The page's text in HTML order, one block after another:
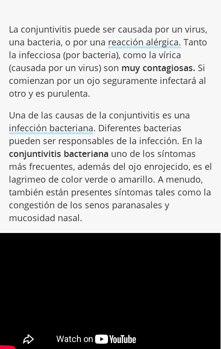
La conjuntivitis puede ser causada por un virus,
una bacteria, o por una reacción alérgica. Tanto
la infecciosa (por bacteria), como la vírica
(causada por un virus) son muy contagiosas. Si
comienzan por un ojo seguramente infectará al
otro y es purulenta.
Una de las causas de la conjuntivitis es una
infección bacteriana. Diferentes bacterias
pueden ser responsables de la infección. En la
conjuntivitis bacteriana uno de los síntomas
más frecuentes, además del ojo enrojecido, es el
lagrimeo de color verde o amarillo. A menudo,
también están presentes síntomas tales como la
congestión de los senos paranasales y
mucosidad nasal.